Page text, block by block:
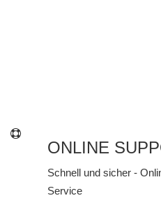
ONLINE
Schnell und sicher -
Service